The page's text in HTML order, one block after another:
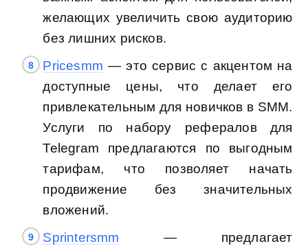
желающих увеличить свою аудиторию
без лишних рисков.
Pricesmm — это сервис с акцентом на
доступные цены, что делает его
привлекательным для новичков в SMM.
Услуги по набору рефералов для
Telegram предлагаются по выгодным
тарифам, что позволяет начать
продвижение без значительных
вложений.
Sprintersmm — предлагает